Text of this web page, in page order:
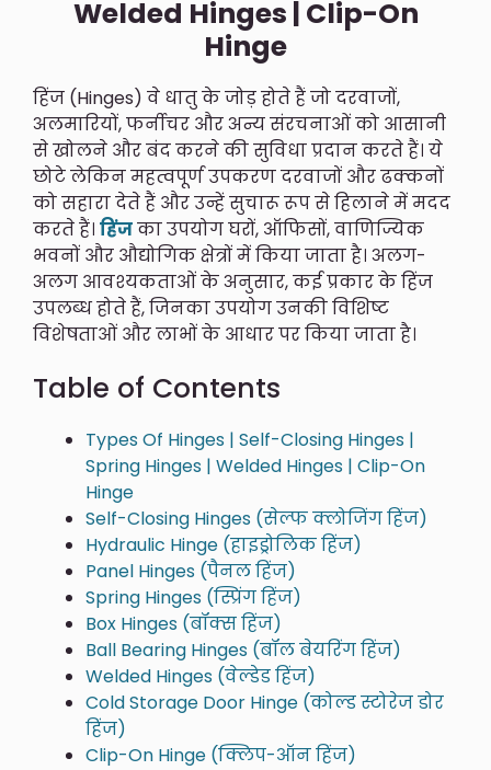
Welded Hinges | Clip-On
Hinge
हिंज (Hinges) वे धातु के जोड़ होते हैं जो दरवाजों,
अलमारियों, फर्नीचर और अन्य संरचनाओं को आसानी
से खोलने और बंद करने की सुविधा प्रदान करते हैं। ये
छोटे लेकिन महत्वपूर्ण उपकरण दरवाजों और ढक्कनों
को सहारा देते हैं और उन्हें सुचारू रूप से हिलाने में मदद
करते हैं। हिंजका उपयोग घरों, ऑफिसों, वाणिज्यिक
भवनों और औद्योगिक क्षेत्रों में किया जाता है। अलग-
अलग आवश्यकताओं के अनुसार, कई प्रकार के हिंज
उपलब्ध होते हैं, जिनका उपयोग उनकी विशिष्ट
विशेषताओं और लाभों के आधार पर किया जाता है।
Table of Contents
Types Of Hinges | Self-Closing Hinges |
Spring Hinges | Welded Hinges | Clip-On
Hinge
Self-Closing Hinges (सेल्फ क्लोजिंग हिंज)
Hydraulic Hinge (हाइड्रोलिक हिंज)
Panel Hinges (पैनल हिंज)
Spring Hinges (स्प्रिंग हिंज)
Box Hinges (बॉक्स हिंज)
Ball Bearing Hinges (बॉल बेयरिंग हिंज)
Welded Hinges (वेल्डेड हिंज)
Cold Storage Door Hinge (कोल्ड स्टोरेज डोर
हिंज)
Clip-On Hinge (क्लिप-ऑन हिंज)